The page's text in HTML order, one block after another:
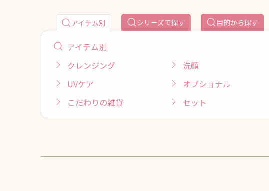
アイテム別 シリーズで探す 目的から探す
アイテム別
クレンジング
洗顔
UVケア
オプショナル
こだわりの雑貨
セット